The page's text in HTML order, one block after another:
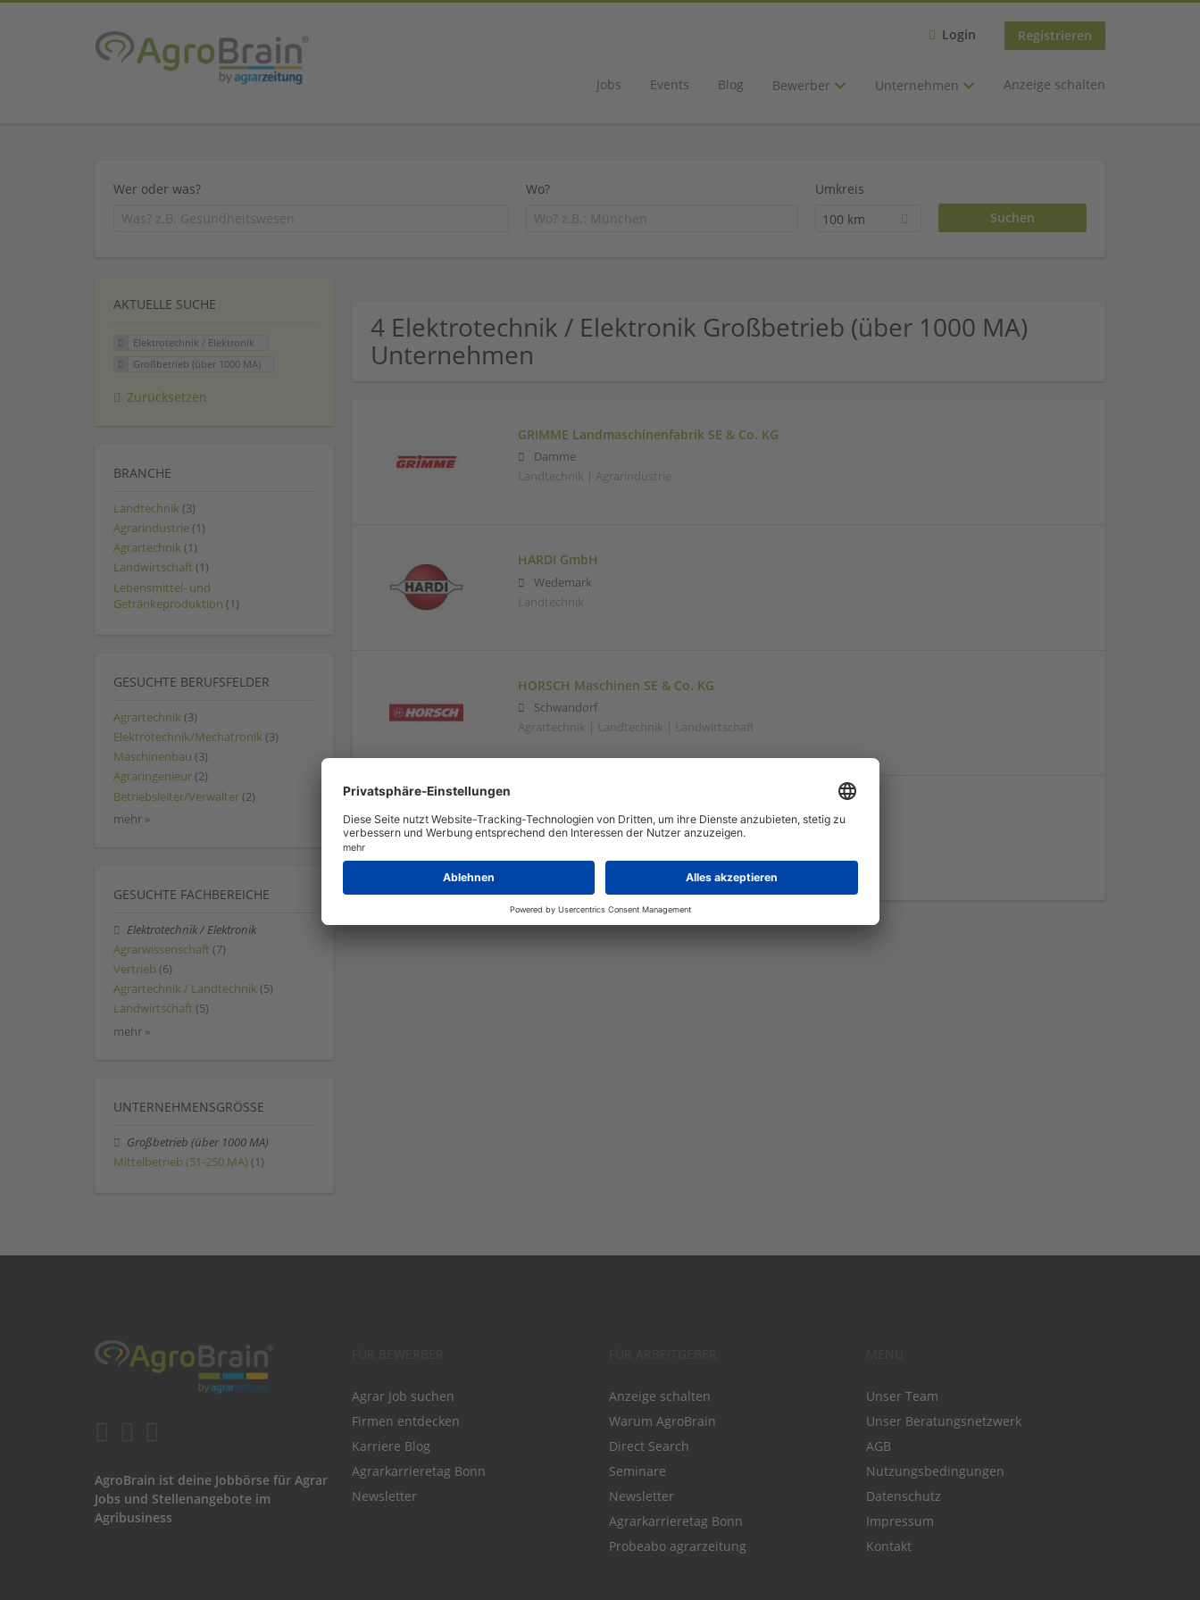
Login Registrieren
Jobs Events Blog Bewerber Unternehmen Anzeige schalten
Wer oder was? Wo?
Umkreis
100 km
4 Elektrotechnik / Elektronik Großbetrieb (über 1000 MA)
Unternehmen
GRIMME Landmaschinenfabrik SE & Co. KG
Damme
Landtechnik | Agrarindustrie
HARDI GmbH
Wedemark
Landtechnik
HORSCH Maschinen SE & Co. KG
Schwandorf
Agrartechnik | Landtechnik | Landwirtschaft
Münster
AKTUELLE SUCHE
Elektrotechnik / Elektronik
Großbetrieb (über 1000 MA)
Zurücksetzen
BRANCHE
Landtechnik (3)
Agrarindustrie (1)
Agrartechnik (1)
Landwirtschaft (1)
Lebensmittel- und
Getränkeproduktion (1)
GESUCHTE BERUFSFELDER
Agrartechnik (3)
Elektrotechnik/Mechatronik (3)
Maschinenbau (3)
Agraringenieur (2)
Betriebsleiter/Verwalter (2)
mehr »
GESUCHTE FACHBEREICHE
Elektrotechnik / Elektronik
Agrarwissenschaft (7)
Vertrieb (6)
Agrartechnik / Landtechnik (5)
Landwirtschaft (5)
mehr »
UNTERNEHMENSGRÖSSE
Großbetrieb (über 1000 MA)
Mittelbetrieb (51-250 MA) (1)
AgroBrain ist deine Jobbörse für Agrar
Jobs und Stellenangebote im
Agribusiness
Agrar Job suchen
Firmen entdecken
Karriere Blog
Agrarkarrieretag Bonn
Newsletter
Anzeige schalten
Warum AgroBrain
Direct Search
Seminare
Newsletter
Agrarkarrieretag Bonn
Probeabo agrarzeitung
Unser Team
Unser Beratungsnetzwerk
AGB
Nutzungsbedingungen
Datenschutz
Impressum
Kontakt